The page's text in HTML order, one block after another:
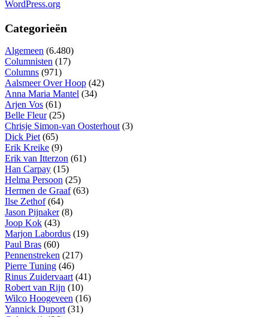
WordPress.org
Categorieën
Algemeen (6.480)
Columnisten (17)
Columns (971)
Aalsmeer Over Hoop (42)
Anna Maria Mantel (34)
Arjen Vos (61)
Belle Fleur(25)
Chrisje Simon-van Oosterhout (3)
Dick Piet (65)
Erik Kreike (9)
Erik van Itterzon (61)
Han Carpay (15)
Helma Persoon (25)
Hermen de Graaf(63)
Ilse Zethof(64)
Jason Pijnaker(8)
Joop Kok (43)
Marjon Labordus (19)
Paul Bras (60)
Pennenstreken (217)
Pierre Tuning (46)
Rinus Zuidervaart (41)
Robert van Rijn (10)
Wilco Hoogeveen (16)
Yannick Duport (31)